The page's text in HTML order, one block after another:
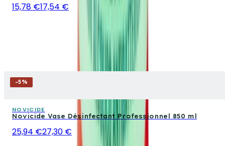
15,78 €17,54 €
-5%
NOVICIDE
Novicide Vase Désinfectant Professionnel 850 ml
25,94 €27,30 €